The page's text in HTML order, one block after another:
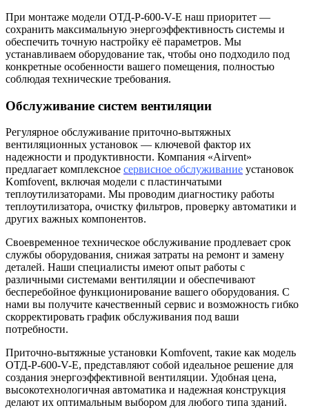
При монтаже модели ОТД-P-600-V-E наш приоритет —
сохранить максимальную энергоэффективность системы и
обеспечить точную настройку её параметров. Мы
устанавливаем оборудование так, чтобы оно подходило под
конкретные особенности вашего помещения, полностью
соблюдая технические требования.
Обслуживание систем вентиляции
Регулярное обслуживание приточно-вытяжных
вентиляционных установок — ключевой фактор их
надежности и продуктивности. Компания «Airvent»
предлагает комплексное сервисное обслуживание установок
Komfovent, включая модели с пластинчатыми
теплоутилизаторами. Мы проводим диагностику работы
теплоутилизатора, очистку фильтров, проверку автоматики и
других важных компонентов.
Своевременное техническое обслуживание продлевает срок
службы оборудования, снижая затраты на ремонт и замену
деталей. Наши специалисты имеют опыт работы с
различными системами вентиляции и обеспечивают
бесперебойное функционирование вашего оборудования. С
нами вы получите качественный сервис и возможность гибко
скорректировать график обслуживания под ваши
потребности.
Приточно-вытяжные установки Komfovent, такие как модель
ОТД-P-600-V-E, представляют собой идеальное решение для
создания энергоэффективной вентиляции. Удобная цена,
высокотехнологичная автоматика и надежная конструкция
делают их оптимальным выбором для любого типа зданий.